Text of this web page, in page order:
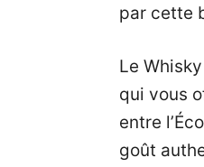
par cette
Le
qui vous
entre
goût